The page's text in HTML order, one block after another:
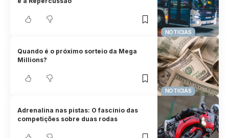
NOTICIAS
NOTICIAS
Quando é o próximo sorteio da Mega
Millions?
Adrenalina nas pistas: O fascínio das
competições sobre duas rodas